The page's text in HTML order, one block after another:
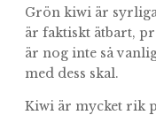
Grön kiwi är
är faktiskt ätbart,
är nog inte så
med dess skal.
Kiwi är mycket rik